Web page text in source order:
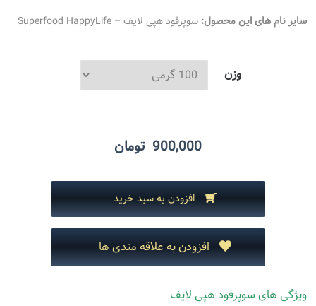
سایر نام های این محصول: سوپرفود هپی لایف – Superfood HappyLife
وزن
900,000 تومان
افزودن به سبد خرید
افزودن به علاقه مندی ها
ویژگی های سوپرفود هپی لایف